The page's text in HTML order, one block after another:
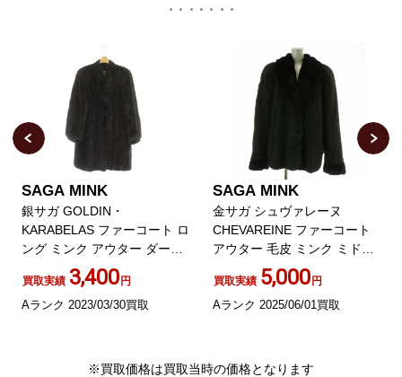
SAGA MINK
銀サガ GOLDIN・
KARABELAS ファーコート ロ
ング ミンク アウター ダーク
ブラウン
買取実績 3,400円
Aランク 2023/03/30買取
SAGA MINK
金サガ シュヴァレーヌ
CHEVAREINE ファーコート
アウター 毛皮 ミンク ミドル
肩パッド F
買取実績 5,000円
Aランク 2025/06/01買取
※買取価格は買取当時の価格となります